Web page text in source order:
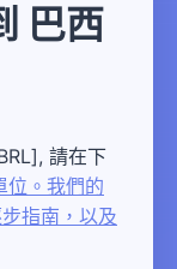
巴西
請在下
位。我們的
指南，以及